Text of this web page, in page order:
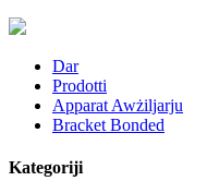
Dar
Prodotti
Apparat Awżiljarju
Bracket Bonded
Kategoriji